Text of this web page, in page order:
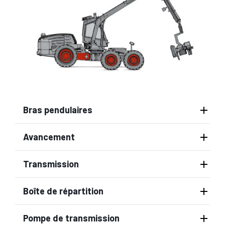
Bras pendulaires
Avancement
Transmission
Boîte de répartition
Pompe de transmission